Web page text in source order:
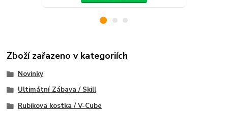
Zboží zařazeno v kategoriích
Novinky
Ultimátní Zábava / Skill
Rubikova kostka / V-Cube